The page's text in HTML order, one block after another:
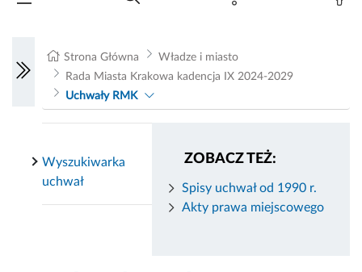
Strona Główna
Władze i miasto
Rada Miasta Krakowa kadencja IX 2024-2029
Uchwały RMK
ZOBACZ TEŻ:
Spisy uchwał od 1990 r.
Akty prawa miejscowego
Wyszukiwarka
uchwał